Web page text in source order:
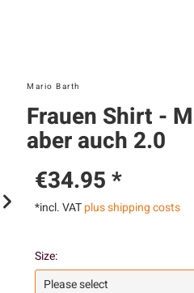
Mario Barth
Frauen Shirt -
aber auch 2.0
€34.95 *
*incl. VATplus shipping costs
Size: